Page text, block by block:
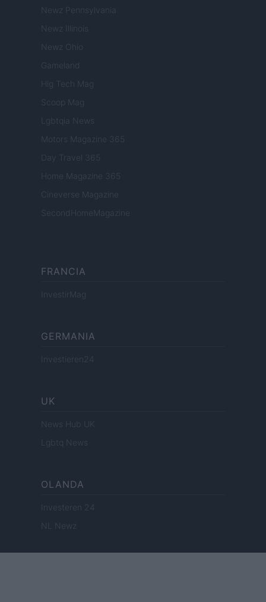
Newz Pennsylvania
Newz Illinois
Newz Ohio
Gameland
Hig Tech Mag
Scoop Mag
Lgbtqia News
Motors Magazine 365
Day Travel 365
Home Magazine 365
Cineverse Magazine
SecondHomeMagazine
FRANCIA
InvestirMag
GERMANIA
Investieren24
UK
News Hub UK
Lgbtq News
OLANDA
Investeren 24
NL Newz